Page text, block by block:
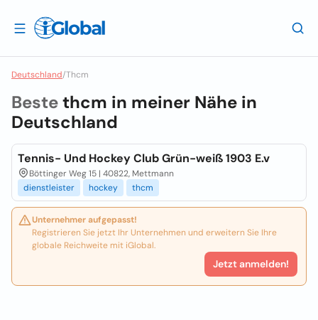
Deutschland/Thcm
Bestethcm in meiner Nähe in
Deutschland
Tennis- Und Hockey Club Grün-weiß 1903 E.v
Böttinger Weg 15 | 40822, Mettmann
dienstleister
hockey thcm
Unternehmer aufgepasst!
Registrieren Sie jetzt Ihr Unternehmen und erweitern Sie Ihre
globale Reichweite mit iGlobal.
Jetzt anmelden!